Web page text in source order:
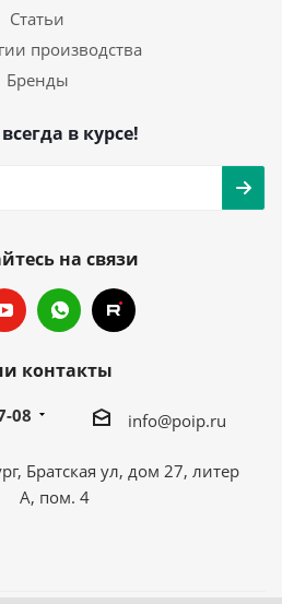
Статьи
производства
Бренды
в курсе!
на связи
контакты
08 info@poip.ru
Братская ул, дом 27, литер
А, пом. 4